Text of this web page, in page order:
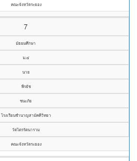
คณะจังหวัดระยอง
7
มัธยมศึกษา
ม.๔
นาย
พีรธัช
ชนะภัย
โรงเรียนชำนาญสามัคคีวิทยา
วัดไตรรัตนาราม
คณะจังหวัดระยอง